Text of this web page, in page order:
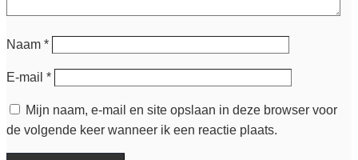
Naam *
E-mail *
Mijn naam, e-mail en site opslaan in deze browser voor
de volgende keer wanneer ik een reactie plaats.